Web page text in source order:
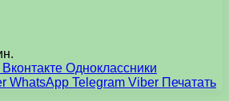
Вконтакте Одноклассники
WhatsApp Telegram Viber Печатать